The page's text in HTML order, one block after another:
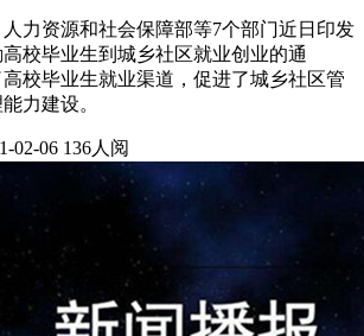
力资源和社会保障部等7个部门近日印发
校毕业生到城乡社区就业创业的通
校毕业生就业渠道，促进了城乡社区管
力建设。
02-06 136人阅